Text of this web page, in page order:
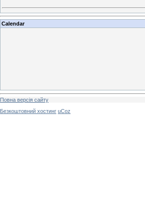
Calendar
Повна версія сайту
Безкоштовний хостинг uCoz